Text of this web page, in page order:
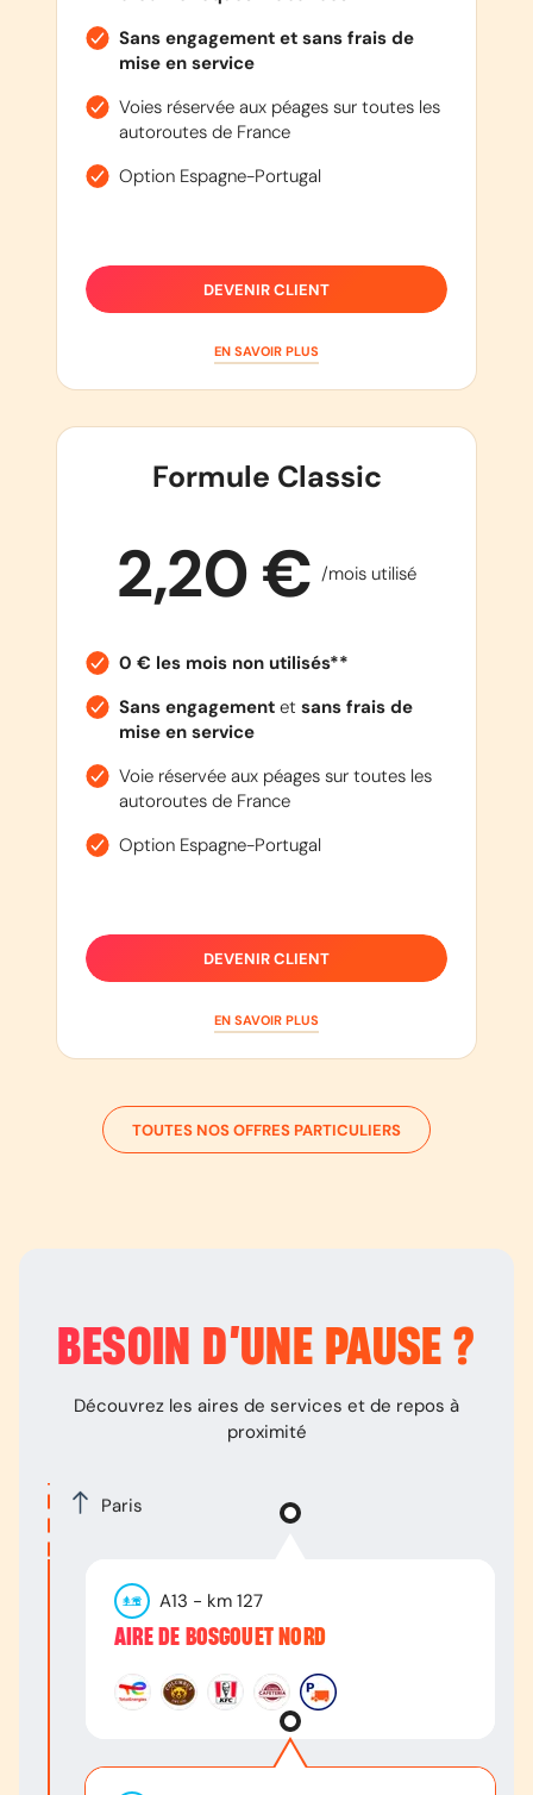
Sans engagement et sans frais de
mise en service
Voies réservée aux péages sur toutes les
autoroutes de France
Option Espagne-Portugal
DEVENIR CLIENT
EN SAVOIR PLUS
Formule Classic
2,20 € /mois utilisé
0 € les mois non utilisés**
Sans engagementet sans frais de
mise en service
Voie réservée aux péages sur toutes les
autoroutes de France
Option Espagne-Portugal
DEVENIR CLIENT
EN SAVOIR PLUS
TOUTES NOS OFFRES PARTICULIERS
BESOIN D’UNE PAUSE ?
Découvrez les aires de services et de repos à
proximité
Paris
A13 - km 127
AIRE DE BOSGOUET NORD